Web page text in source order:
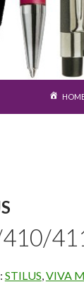
STILUS VIVA